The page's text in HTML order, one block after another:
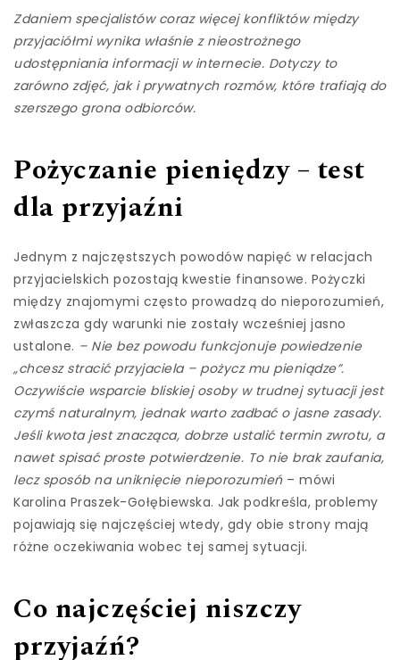
Zdaniem specjalistów coraz więcej konfliktów między
przyjaciółmi wynika właśnie z nieostrożnego
udostępniania informacji w internecie. Dotyczy to
zarówno zdjęć, jak i prywatnych rozmów, które trafiają do
szerszego grona odbiorców.
Pożyczanie pieniędzy – test
dla przyjaźni
Jednym z najczęstszych powodów napięć w relacjach
przyjacielskich pozostają kwestie finansowe. Pożyczki
między znajomymi często prowadzą do nieporozumień,
zwłaszcza gdy warunki nie zostały wcześniej jasno
ustalone. – Nie bez powodu funkcjonuje powiedzenie
„chcesz stracić przyjaciela – pożycz mu pieniądze”.
Oczywiście wsparcie bliskiej osoby w trudnej sytuacji jest
czymś naturalnym, jednak warto zadbać o jasne zasady.
Jeśli kwota jest znacząca, dobrze ustalić termin zwrotu, a
nawet spisać proste potwierdzenie. To nie brak zaufania,
lecz sposób na uniknięcie nieporozumień– mówi
Karolina Praszek-Gołębiewska. Jak podkreśla, problemy
pojawiają się najczęściej wtedy, gdy obie strony mają
różne oczekiwania wobec tej samej sytuacji.
Co najczęściej niszczy
przyjaźń?